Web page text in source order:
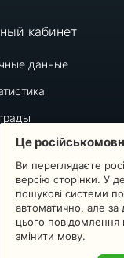
кабинет
данные
Це
Ви переглядаєте
версію сторінки. У
пошукові системи
автоматично, але
цього
змінити мову.